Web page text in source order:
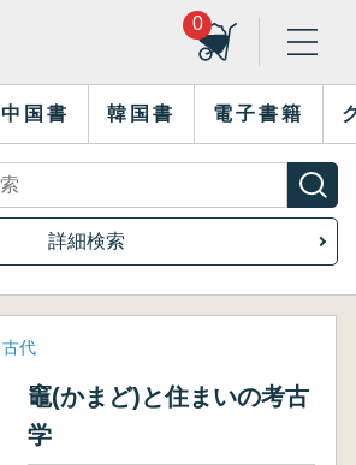
0
中国書 韓国書 電子書籍
詳細検索
古代
竈(かまど)と住まいの考古
学